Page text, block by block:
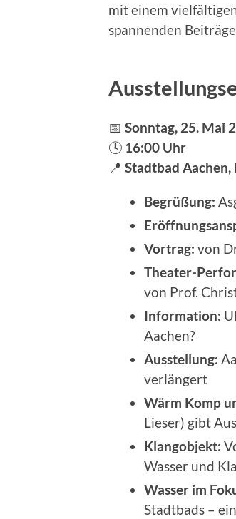
mit einem
spannenden
📅 Sonntag, 25. Mai
🕓 16:00 Uhr
📍 Stadtbad
Begrüßung:
Vortrag: von
Theater-
von Prof.
Information:
Aachen?
Ausstellung:
verlängert
Wärm Komp
Lieser) gibt
Klangobjekt:
Wasser und
Wasser im
Stadtbads –